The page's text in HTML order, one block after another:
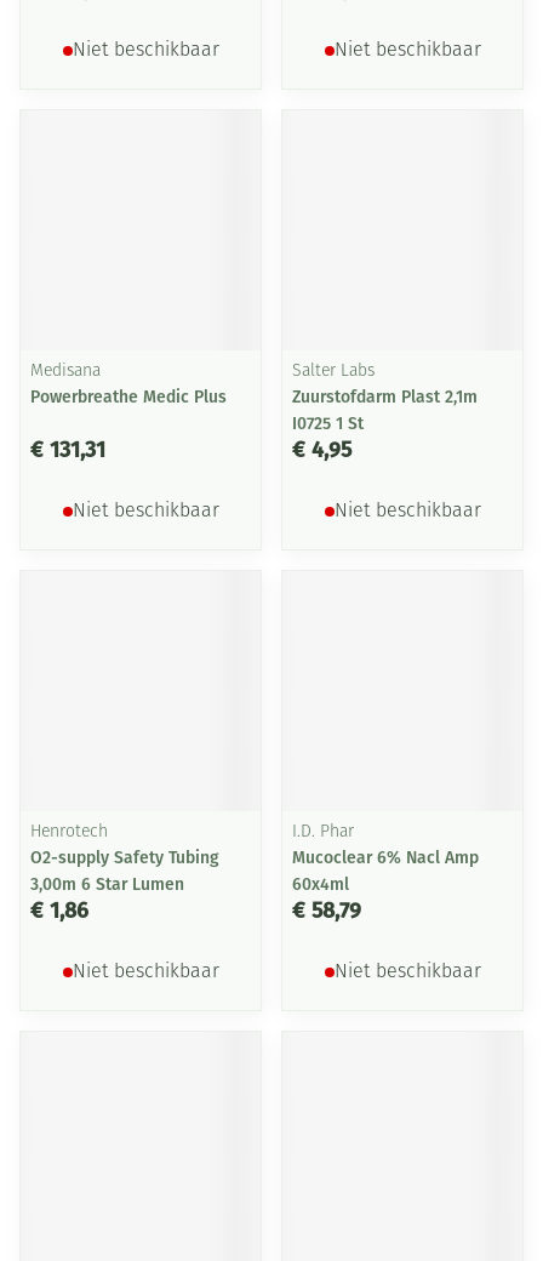
Niet beschikbaar Niet beschikbaar
Medisana
Powerbreathe Medic Plus
€ 131,31
Niet beschikbaar
Salter Labs
Zuurstofdarm Plast 2,1m
I0725 1 St
€ 4,95
Niet beschikbaar
Henrotech
O2-supply Safety Tubing
3,00m 6 Star Lumen
€ 1,86
Niet beschikbaar
I.D. Phar
Mucoclear 6% Nacl Amp
60x4ml
€ 58,79
Niet beschikbaar